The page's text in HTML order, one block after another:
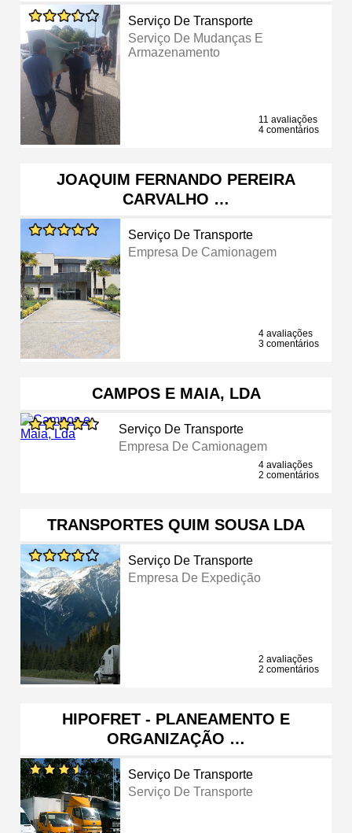
Serviço De Transporte
Serviço De Mudanças E
Armazenamento
11 avaliações
4 comentários
JOAQUIM FERNANDO PEREIRA
CARVALHO …
Serviço De Transporte
Empresa De Camionagem
4 avaliações
3 comentários
CAMPOS E MAIA, LDA
Serviço De Transporte
Empresa De Camionagem
4 avaliações
2 comentários
TRANSPORTES QUIM SOUSA LDA
Serviço De Transporte
Empresa De Expedição
2 avaliações
2 comentários
HIPOFRET - PLANEAMENTO E
ORGANIZAÇÃO …
Serviço De Transporte
Serviço De Transporte